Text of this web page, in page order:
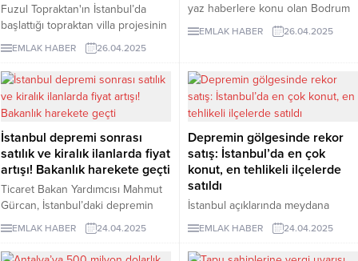
Fuzul Topraktan'ın İstanbul’da
başlattığı topraktan villa projesinin
ilki olan ‘’Ispartakule Villaları’’nın
lansmanını gerçekleştirdi. 37
villaya denk gelen arsa oranının
satışa sunulduğu lansman
yatırımcılardan yoğun ilgi
görürken; villaların tamamının ilk
günden satıldığı açıklandı.
EMLAK HABER 26.04.2025
yaz haberlere konu olan Bodrum
sezon başlangıcında bu kez
kiraları sollayan aidat fiyatlarıyla
EMLAK HABER 26.04.2025
İstanbul depremi sonrası
satılık ve kiralık ilanlarda fiyat
artışı! Bakanlık harekete geçti
Ticaret Bakan Yardımcısı Mahmut
Gürcan, İstanbul’daki depremin
ardından satılık ve kiralık ev
ilanlarında yapılan fahiş fiyat
artışlarına karşı harekete
EMLAK HABER 24.04.2025
Depremin gölgesinde rekor
satış: İstanbul’da en çok
konut, en tehlikeli ilçelerde
satıldı
İstanbul açıklarında meydana
gelen 6,2 büyüklüğündeki
depremin ardından gözler
yeniden mega kente çevrildi.
EMLAK HABER 24.04.2025